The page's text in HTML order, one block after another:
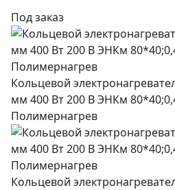
Под заказ
Кольцевой
мм 400 Вт 200 В ЭНКм
Полимернагрев
Кольцевой